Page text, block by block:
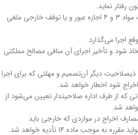
رفتار نماید.
ب – در صورتی که مطابق مقررات مواد 3 و 4 اجازه عبور و یا توقف خارجی ملغی
اجرا می‌گذارد.
شود و تأخیر اجرای آن منافی مصالح مملکتی
ذیصلاحیت دیگر آن‌تصمیم و مهلتی که برای اجرا
شود اخطار خواهد شد.
که از طرف اداره صلاحیتدار تعیین می‌شود از
شد.
اخراج در مواردی که خارجی باید
موجب ماده 14 تأدیه خواهد شد.